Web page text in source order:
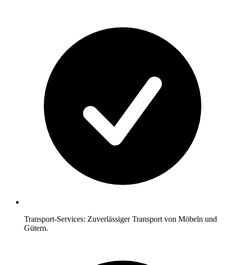
Transport-Services: Zuverlässiger Transport von Möbeln und
Gütern.